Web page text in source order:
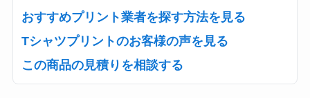
おすすめプリント業者を探す方法を見る
Tシャツプリントのお客様の声を見る
この商品の見積りを相談する